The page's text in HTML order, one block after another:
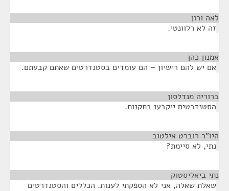
לאה ורון
זה לא רלוונטי.
אמנון כהן
אם יש להם רישיון – הם עומדים בסטנדרטים שאתם קבעתם.
ברוריה מנדלסון
הסטנדרטים ייקבעו בתקנות.
היו"ר רוברט אילטוב
נתי, לא סיימת?
נתי ביאליסטוק
שאלת שאלה, אני לא הספקתי לענות. הכללים והסטנדרטים